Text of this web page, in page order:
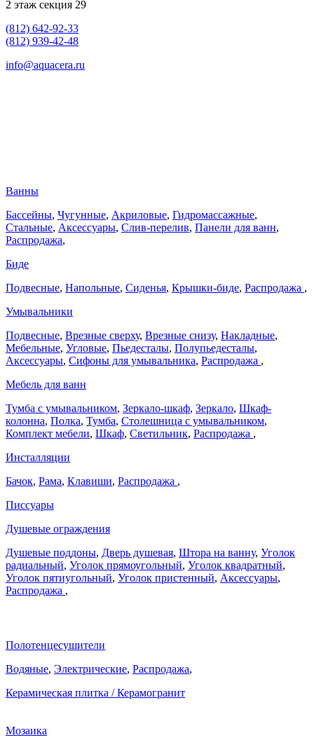
2 этаж секция 29
(812) 642-92-33
(812) 939-42-48
info@aquacera.ru
Ванны
Бассейны, Чугунные, Акриловые, Гидромассажные,
Стальные, Аксессуары, Слив-перелив, Панели для ванн,
Распродажа,
Биде
Подвесные, Напольные, Сиденья, Крышки-биде, Распродажа ,
Умывальники
Подвесные, Врезные сверху, Врезные снизу, Накладные,
Мебельные, Угловые, Пьедесталы, Полупьедесталы,
Аксессуары, Сифоны для умывальника, Распродажа ,
Мебель для ванн
Тумба с умывальником, Зеркало-шкаф, Зеркало, Шкаф-
колонна, Полка, Тумба, Столешница с умывальником,
Комплект мебели, Шкаф, Светильник, Распродажа ,
Инсталляции
Бачок, Рама, Клавиши, Распродажа ,
Писсуары
Душевые ограждения
Душевые поддоны, Дверь душевая, Штора на ванну, Уголок
радиальный, Уголок прямоугольный, Уголок квадратный,
Уголок пятиугольный, Уголок пристенный, Аксессуары,
Распродажа ,
Полотенцесушители
Водяные, Электрические, Распродажа,
Керамическая плитка / Керамогранит
Мозаика